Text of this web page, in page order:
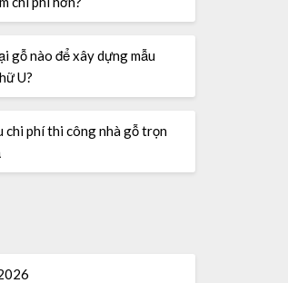
gỗ nào để xây dựng mẫu
U?
chi phí thi công nhà gỗ trọn